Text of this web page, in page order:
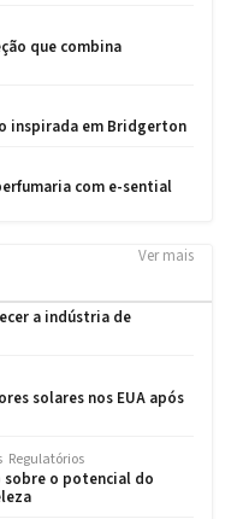
Ver mais
a indústria de
solares nos EUA após
Regulatórios
o potencial do